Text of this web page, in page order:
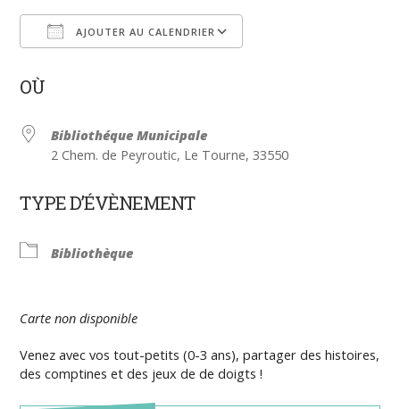
AJOUTER AU CALENDRIER
OÙ
Bibliothéque Municipale
2 Chem. de Peyroutic, Le Tourne, 33550
TYPE D’ÉVÈNEMENT
Bibliothèque
Carte non disponible
Venez avec vos tout-petits (0-3 ans), partager des histoires,
des comptines et des jeux de de doigts !